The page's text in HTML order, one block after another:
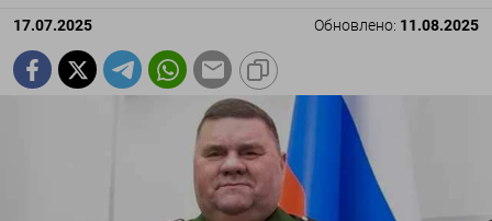
17.07.2025 Обновлено: 11.08.2025